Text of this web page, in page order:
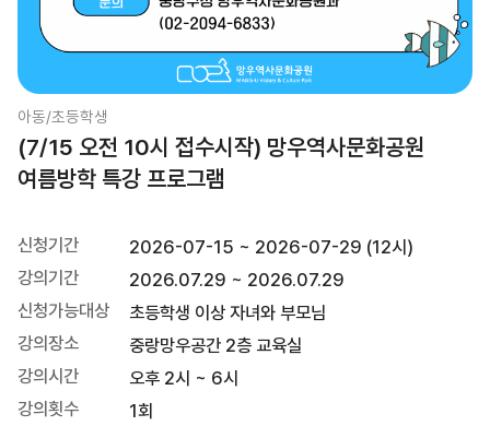
아동/초등학생
(7/15 오전 10시 접수시작) 망우역사문화공원
여름방학 특강 프로그램
신청기간
2026-07-15 ~ 2026-07-29 (12시)
강의기간
2026.07.29 ~ 2026.07.29
신청가능대상
초등학생 이상 자녀와 부모님
강의장소
중랑망우공간 2층 교육실
강의시간
오후 2시 ~ 6시
강의횟수
1회